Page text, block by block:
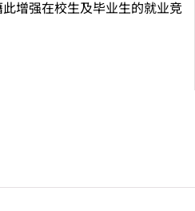
增强在校生及毕业生的就业竞